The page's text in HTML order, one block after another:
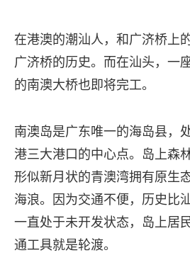
在港澳的潮汕人，和广济桥上
广济桥的历史。而在汕头，一
的南澳大桥也即将完工。
南澳岛是广东唯一的海岛县，
港三大港口的中心点。岛上森
形似新月状的青澳湾拥有原生
海浪。因为交通不便，历史比
一直处于未开发状态，岛上居
通工具就是轮渡。